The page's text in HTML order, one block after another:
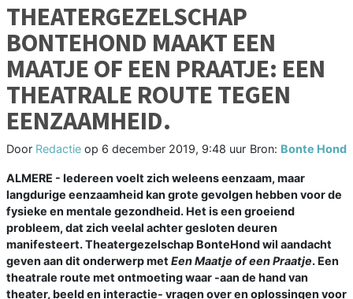
THEATERGEZELSCHAP
BONTEHOND MAAKT EEN
MAATJE OF EEN PRAATJE: EEN
THEATRALE ROUTE TEGEN
EENZAAMHEID.
Door Redactie op 6 december 2019, 9:48 uur Bron: Bonte Hond
ALMERE - Iedereen voelt zich weleens eenzaam, maar
langdurige eenzaamheid kan grote gevolgen hebben voor de
fysieke en mentale gezondheid. Het is een groeiend
probleem, dat zich veelal achter gesloten deuren
manifesteert. Theatergezelschap BonteHond wil aandacht
geven aan dit onderwerp met Een Maatje of een Praatje. Een
theatrale route met ontmoeting waar -aan de hand van
theater, beeld en interactie- vragen over en oplossingen voor